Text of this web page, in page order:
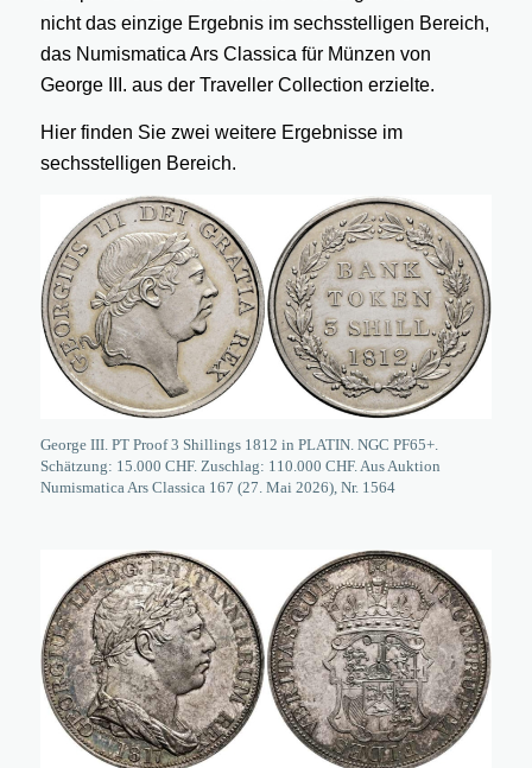
nicht das einzige Ergebnis im sechsstelligen Bereich,
das Numismatica Ars Classica für Münzen von
George III. aus der Traveller Collection erzielte.
Hier finden Sie zwei weitere Ergebnisse im
sechsstelligen Bereich.
George III. PT Proof 3 Shillings 1812 in PLATIN. NGC PF65+.
Schätzung: 15.000 CHF. Zuschlag: 110.000 CHF. Aus Auktion
Numismatica Ars Classica 167 (27. Mai 2026), Nr. 1564